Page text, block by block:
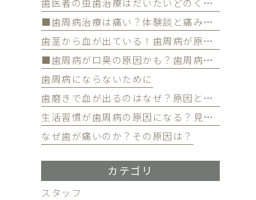
■歯周病治療は痛い？体験談と痛みを軽減する方法
歯茎から血が出ている！歯周病が原因かも
■歯周病が口臭の原因かも？歯周病と口臭の関係について
歯周病にならないために
歯磨きで血が出るのはなぜ？原因と対策を解説
生活習慣が歯周病の原因になる？見直すべき習慣とは？
なぜ歯が痛いのか？その原因は？
カテゴリ
スタッフ